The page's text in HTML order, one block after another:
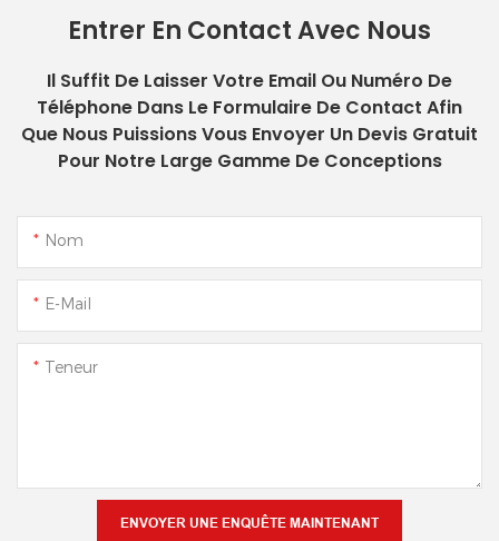
Entrer En Contact Avec Nous
Il Suffit De Laisser Votre Email Ou Numéro De
Téléphone Dans Le Formulaire De Contact Afin
Que Nous Puissions Vous Envoyer Un Devis Gratuit
Pour Notre Large Gamme De Conceptions
Nom
E-Mail
Teneur
ENVOYER UNE ENQUÊTE MAINTENANT